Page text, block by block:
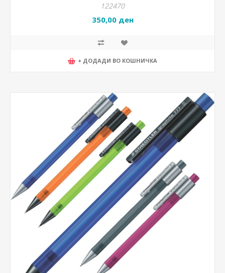
122470
350,00 ден
+ ДОДАДИ ВО КОШНИЧКА